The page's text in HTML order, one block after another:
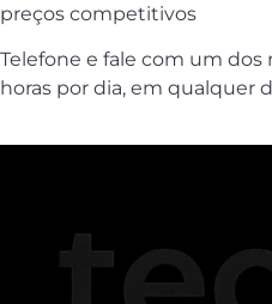
preços competitivos
Telefone e fale com um dos
horas por dia, em qualquer